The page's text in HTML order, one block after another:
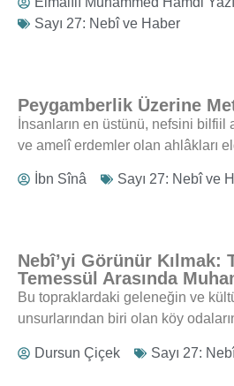
Sayı 27: Nebî ve Haber
Peygamberlik Üzerine
İnsanların en üstünü, nefsini bilfiil
ve amelî erdemler olan ahlâkları
İbn Sînâ Sayı 27: Nebî ve
Nebî’yi Görünür Kılmak:
Temessül Arasında
Bu topraklardaki geleneğin ve
unsurlarından biri olan köy
Dursun Çiçek Sayı 27: